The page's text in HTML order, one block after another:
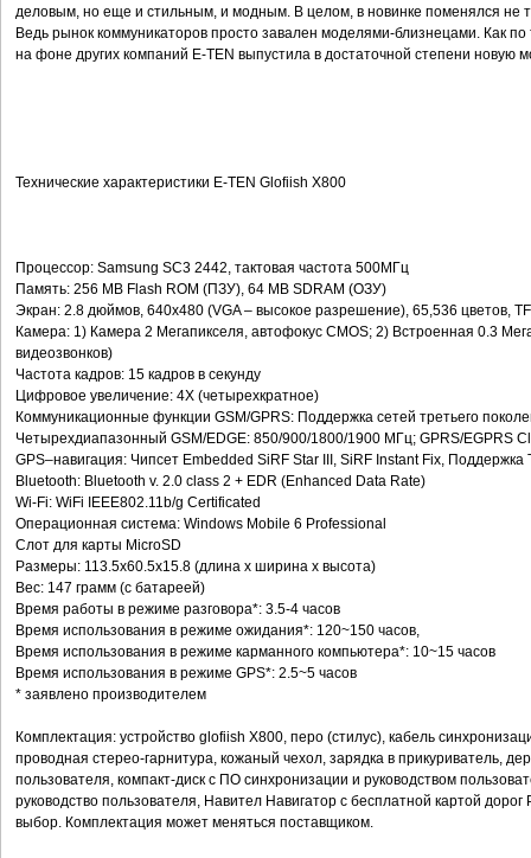
деловым, но еще и стильным, и модным. В целом, в новинке поменялся не
Ведь рынок коммуникаторов просто завален моделями-близнецами. Как по
на фоне других компаний E-TEN выпустила в достаточной степени новую
Технические характеристики E-TEN Glofiish X800
Процессор: Samsung SC3 2442, тактовая частота 500МГц
Память: 256 MB Flash ROM (ПЗУ), 64 MB SDRAM (ОЗУ)
Экран: 2.8 дюймов, 640х480 (VGA – высокое разрешение), 65,536 цветов,
Камера: 1) Камера 2 Мегапикселя, автофокус CMOS; 2) Встроенная 0.3
видеозвонков)
Частота кадров: 15 кадров в секунду
Цифровое увеличение: 4X (четырехкратное)
Коммуникационные функции GSM/GPRS: Поддержка сетей третьего
Четырехдиапазонный GSM/EDGE: 850/900/1800/1900 МГц; GPRS/EGPRS
GPS–навигация: Чипсет Embedded SiRF Star III, SiRF Instant Fix, Поддержка
Bluetooth: Bluetooth v. 2.0 class 2 + EDR (Enhanced Data Rate)
Wi-Fi: WiFi IEEE802.11b/g Certificated
Операционная система: Windows Mobile 6 Professional
Слот для карты MicroSD
Размеры: 113.5x60.5x15.8 (длина x ширина x высота)
Вес: 147 грамм (с батареей)
Время работы в режиме разговора*: 3.5-4 часов
Время использования в режиме ожидания*: 120~150 часов,
Время использования в режиме карманного компьютера*: 10~15 часов
Время использования в режиме GPS*: 2.5~5 часов
* заявлено производителем
Комплектация: устройство glofiish X800, перо (стилус), кабель
проводная стерео-гарнитура, кожаный чехол, зарядка в прикуриватель,
пользователя, компакт-диск с ПО синхронизации и руководством
руководство пользователя, Навител Навигатор с бесплатной картой
выбор. Комплектация может меняться поставщиком.